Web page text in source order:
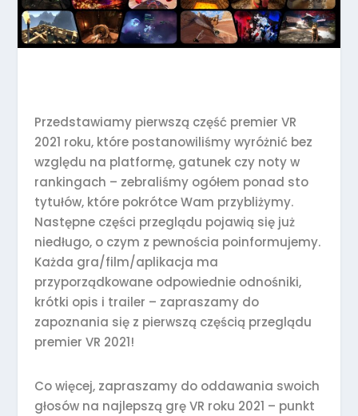
Przedstawiamy pierwszą część premier VR
2021 roku, które postanowiliśmy wyróżnić bez
względu na platformę, gatunek czy noty w
rankingach – zebraliśmy ogółem ponad sto
tytułów, które pokrótce Wam przybliżymy.
Następne części przeglądu pojawią się już
niedługo, o czym z pewnościa poinformujemy.
Każda gra/film/aplikacja ma
przyporządkowane odpowiednie odnośniki,
krótki opis i trailer – zapraszamy do
zapoznania się z pierwszą częścią przeglądu
premier VR 2021!
Co więcej, zapraszamy do oddawania swoich
głosów na najlepszą grę VR roku 2021 – punkt